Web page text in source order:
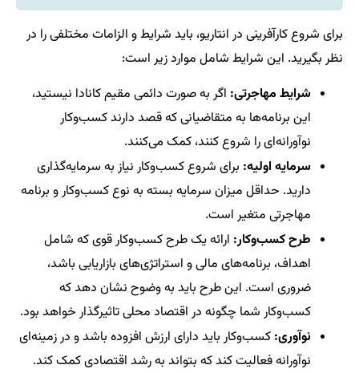
برای شروع کارآفرینی در انتاریو، باید شرایط و الزامات مختلفی را در
نظر بگیرید. این شرایط شامل موارد زیر است:
شرایط مهاجرتی: اگر به صورت دائمی مقیم کانادا نیستید،
این برنامه‌ها به متقاضیانی که قصد دارند کسب‌وکار
نوآورانه‌ای را شروع کنند، کمک می‌کنند.
سرمایه اولیه: برای شروع کسب‌وکار نیاز به سرمایه‌گذاری
دارید. حداقل میزان سرمایه بسته به نوع کسب‌وکار و برنامه
مهاجرتی متغیر است.
طرح کسب‌وکار: ارائه یک طرح کسب‌وکار قوی که شامل
اهداف، برنامه‌های مالی و استراتژی‌های بازاریابی باشد،
ضروری است. این طرح باید به وضوح نشان دهد که
کسب‌وکار شما چگونه در اقتصاد محلی تاثیرگذار خواهد بود.
نوآوری: کسب‌وکار باید دارای ارزش افزوده باشد و در زمینه‌ای
نوآورانه فعالیت کند که بتواند به رشد اقتصادی کمک کند.